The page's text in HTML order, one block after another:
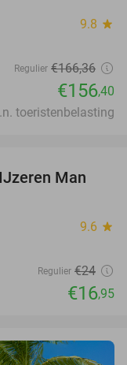
9.8 star
Regulier €166,36
€156,40
toeristenbelasting
29%
Man
9.6 star
Regulier €24
€16,95